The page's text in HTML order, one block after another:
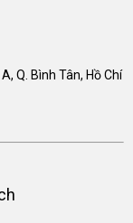
Q. Bình Tân, Hồ Chí